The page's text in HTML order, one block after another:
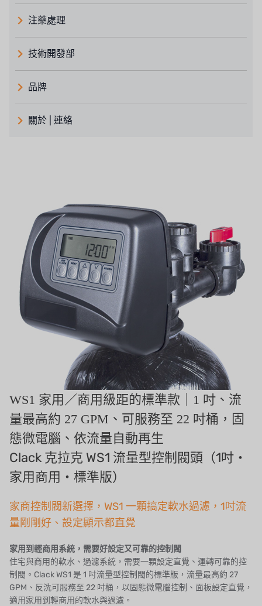
注藥處理
技術開發部
品牌
義大利 ATLAS
美國 DOW
美國 IDEX
美國 CLACK
美國 EMERSON
美國 PENTAIR
德國 SIEMENS
美國 PULSAFEEDER
丹麥 DANFOSS
泰國 HAYCARB
法國 SUNTEC
英國 PUROLITE
日本 OLYMPIA
日本 KATSURA
義大利 BRAHMA
SAGINOMIYA
關於 | 連絡
WS1 家用／商用級距的標準款｜1 吋、流
量最高約 27 GPM、可服務至 22 吋桶，固
態微電腦、依流量自動再生
Clack 克拉克 WS1 流量型控制閥頭（1吋・
家用商用・標準版）
家商控制閥新選擇，WS1 一顆搞定軟水過濾，1吋流
量剛剛好、設定顯示都直覺
家用到輕商用系統，需要好設定又可靠的控制閥
住宅與商用的軟水、過濾系統，需要一顆設定直覺、運轉可靠的控
制閥。Clack WS1 是 1 吋流量型控制閥的標準版，流量最高約 27
GPM、反洗可服務至 22 吋桶，以固態微電腦控制、面板設定直覺，
適用家用到輕商用的軟水與過濾。